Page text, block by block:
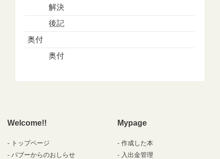
解決
後記
奥付
奥付
Welcome!!
トップページ
パブーからのおしらせ
Mypage
作成した本
入出金管理